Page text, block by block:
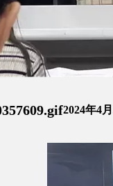
2024年4